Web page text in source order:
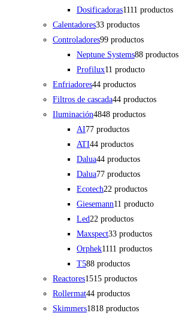
Dosificadoras11 11 productos
Calentadores33 productos
Controladores99 productos
Neptune Systems88 productos
Profilux1 1 producto
Enfriadores44 productos
Filtros de cascada44 productos
Iluminación4848 productos
AI77 productos
ATI44 productos
Dalua44 productos
Dalua77 productos
Ecotech22 productos
Giesemann1 1 producto
Led 22 productos
Maxspect33 productos
Orphek11 11 productos
T588 productos
Reactores1515 productos
Rollermat44 productos
Skimmers1818 productos